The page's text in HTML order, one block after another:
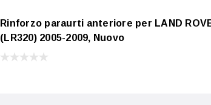
Rinforzo paraurti anteriore per LAND
(LR320) 2005-2009, Nuovo